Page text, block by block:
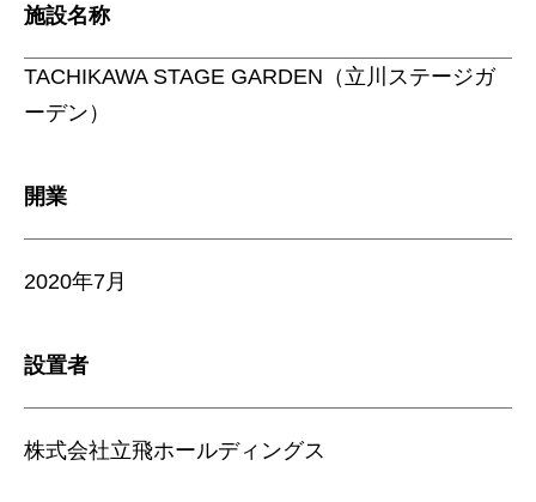
施設名称
TACHIKAWA STAGE GARDEN（立川ステージガ
ーデン）
開業
2020年7月
設置者
株式会社立飛ホールディングス